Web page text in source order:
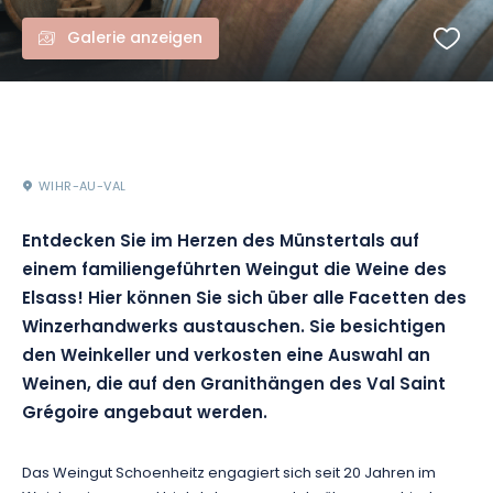
Galerie anzeigen
WIHR-AU-VAL
Entdecken Sie im Herzen des Münstertals auf
einem familiengeführten Weingut die Weine des
Elsass! Hier können Sie sich über alle Facetten des
Winzerhandwerks austauschen. Sie besichtigen
den Weinkeller und verkosten eine Auswahl an
Weinen, die auf den Granithängen des Val Saint
Grégoire angebaut werden.
Das Weingut Schoenheitz engagiert sich seit 20 Jahren im